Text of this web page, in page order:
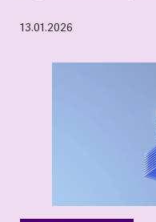
13.01.2026